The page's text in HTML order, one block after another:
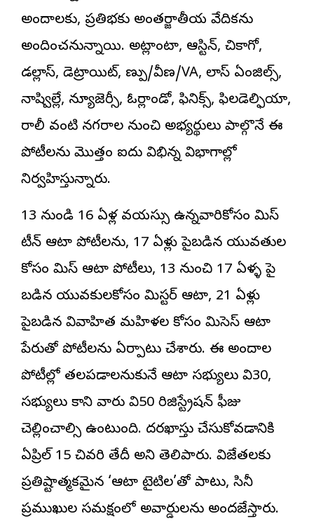
అందాలకు, ప్రతిభకు అంతర్జాతీయ వేదికను
అందించనున్నాయి. అట్లాంటా, ఆస్టిన్, చికాగో,
డల్లాస్, డెట్రాయిట్, ణ్పు/వీణ/VA, లాస్ ఏంజిల్స్,
నాష్విల్లే, న్యూజెర్సీ, ఓర్లాండో, ఫినిక్స్, ఫిలడెల్ఫియా,
రాలీ వంటి నగరాల నుంచి అభ్యర్థులు పాల్గొనే ఈ
పోటీలను మొత్తం ఐదు విభిన్న విభాగాల్లో
నిర్వహిస్తున్నారు.
13 నుండి 16 ఏళ్ల వయస్సు ఉన్నవారికోసం మిస్
టీన్ ఆటా పోటీలను, 17 ఏళ్లు పైబడిన యువతుల
కోసం మిస్ ఆటా పోటీలు, 13 నుంచి 17 ఏళ్ళ పై
బడిన యువకులకోసం మిస్టర్ ఆటా, 21 ఏళ్లు
పైబడిన వివాహిత మహిళల కోసం మిసెస్ ఆటా
పేరుతో పోటీలను ఏర్పాటు చేశారు. ఈ అందాల
పోటీల్లో తలపడాలనుకునే ఆటా సభ్యులు వి30,
సభ్యులు కాని వారు వి50 రిజిస్ట్రేషన్ ఫీజు
చెల్లించాల్సి ఉంటుంది. దరఖాస్తు చేసుకోవడానికి
ఏప్రిల్ 15 చివరి తేదీ అని తెలిపారు. విజేతలకు
ప్రతిష్టాత్మకమైన ‘ఆటా టైటిల’తో పాటు, సినీ
ప్రముఖుల సమక్షంలో అవార్డులను అందజేస్తారు.